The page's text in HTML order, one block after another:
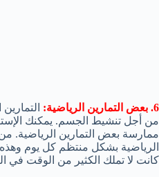
6. بعض التمارين الرياضية:
من أجل تنشيط الجسم. يمكنك
ممارسة بعض التمارين الرياضية.
الرياضية بشكل منتظم كل يوم
كانت لا تملك الكثير من الوقت في